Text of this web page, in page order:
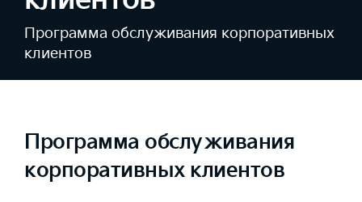
Программа обслуживания корпоративных
клиентов
Программа обслуживания
корпоративных клиентов